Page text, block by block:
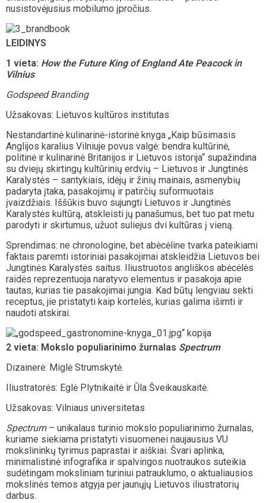
nusistovėjusius mobilumo įpročius.
LEIDINYS
1 vieta: How the Future King of England Ate Peacock in
Vilnius
Godspeed Branding
Užsakovas: Lietuvos kultūros institutas
Nestandartinė kulinarinė-istorinė knyga „Kaip būsimasis
Anglijos karalius Vilniuje povus valgė: bendra kultūrinė,
politinė ir kulinarinė Britanijos ir Lietuvos istorija“ supažindina
su dviejų skirtingų kultūrinių erdvių – Lietuvos ir Jungtinės
Karalystės – santykiais, idėjų ir žinių mainais, asmenybių
padaryta įtaka, pasakojimų ir patirčių suformuotais
įvaizdžiais. Iššūkis buvo sujungti Lietuvos ir Jungtinės
Karalystės kultūrą, atskleisti jų panašumus, bet tuo pat metu
parodyti ir skirtumus, užuot suliejus dvi kultūras į vieną.
Sprendimas: ne chronologine, bet abėcėline tvarka pateikiami
faktais paremti istoriniai pasakojimai atskleidžia Lietuvos bei
Jungtinės Karalystės saitus. Iliustruotos angliškos abėcėlės
raidės reprezentuoja naratyvo elementus ir pasakoja apie
tautas, kurias tie pasakojimai jungia. Kad būtų lengviau sekti
receptus, jie pristatyti kaip kortelės, kurias galima išimti ir
naudoti atskirai.
2 vieta: Mokslo populiarinimo žurnalas Spectrum
Dizainerė: Miglė Strumskytė.
Iliustratorės: Eglė Plytnikaitė ir Ūla Šveikauskaitė.
Užsakovas: Vilniaus universitetas
Spectrum– unikalaus turinio mokslo populiarinimo žurnalas,
kuriame siekiama pristatyti visuomenei naujausius VU
mokslininkų tyrimus paprastai ir aiškiai. Švari aplinka,
minimalistinė infografika ir spalvingos nuotraukos suteikia
sudėtingam moksliniam turiniui patrauklumo, o aktualiausios
mokslinės temos atgyja per jaunųjų Lietuvos iliustratorių
darbus.